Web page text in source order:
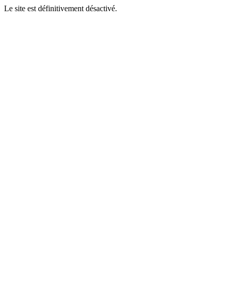
Le site est définitivement désactivé.